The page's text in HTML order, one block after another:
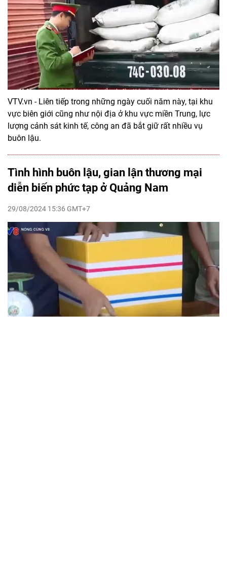
VTV.vn - Liên tiếp trong những ngày cuối năm này, tại khu
vực biên giới cũng như nội địa ở khu vực miền Trung, lực
lượng cảnh sát kinh tế, công an đã bắt giữ rất nhiều vụ
buôn lậu.
Tình hình buôn lậu, gian lận thương mại
diễn biến phức tạp ở Quảng Nam
29/08/2024 15:36 GMT+7